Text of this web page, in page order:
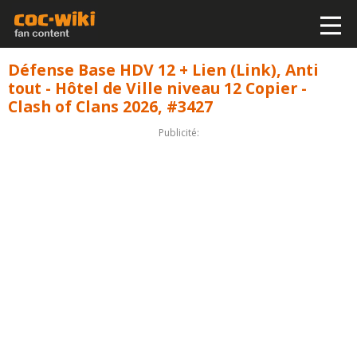
Défense Base HDV 12 + Lien (Link), Anti
tout - Hôtel de Ville niveau 12 Copier -
Clash of Clans 2026, #3427
Publicité: